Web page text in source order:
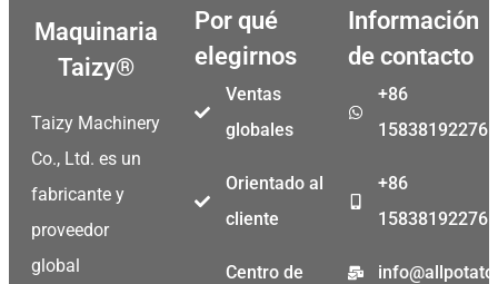
Maquinaria
Taizy®
Taizy Machinery
Co., Ltd. es un
fabricante y
proveedor
global
Por qué
elegirnos
Ventas
globales
Orientado al
cliente
Centro de
Información
de contacto
+86
15838192276
+86
15838192276